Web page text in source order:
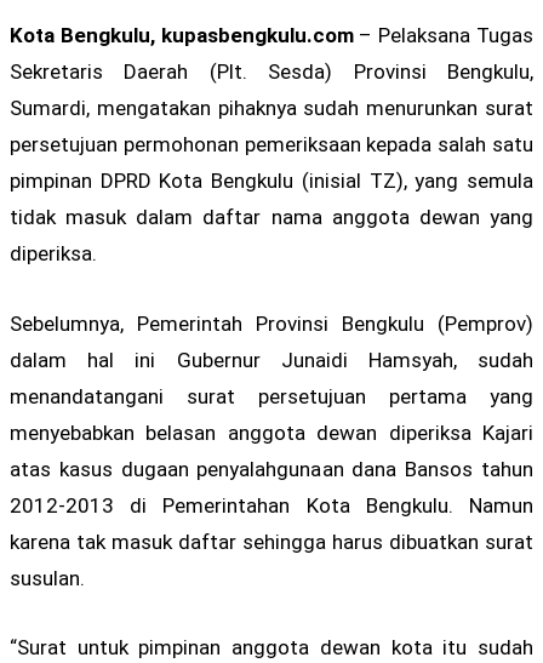
Kota Bengkulu, kupasbengkulu.com– Pelaksana Tugas
Sekretaris Daerah (Plt. Sesda) Provinsi Bengkulu,
Sumardi, mengatakan pihaknya sudah menurunkan surat
persetujuan permohonan pemeriksaan kepada salah satu
pimpinan DPRD Kota Bengkulu (inisial TZ), yang semula
tidak masuk dalam daftar nama anggota dewan yang
diperiksa.
Sebelumnya, Pemerintah Provinsi Bengkulu (Pemprov)
dalam hal ini Gubernur Junaidi Hamsyah, sudah
menandatangani surat persetujuan pertama yang
menyebabkan belasan anggota dewan diperiksa Kajari
atas kasus dugaan penyalahgunaan dana Bansos tahun
2012-2013 di Pemerintahan Kota Bengkulu. Namun
karena tak masuk daftar sehingga harus dibuatkan surat
susulan.
“Surat untuk pimpinan anggota dewan kota itu sudah